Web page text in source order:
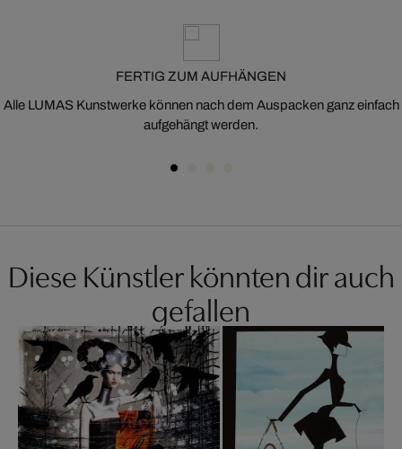
FERTIG ZUM AUFHÄNGEN
Alle LUMAS Kunstwerke können nach dem Auspacken ganz einfach
aufgehängt werden.
Diese Künstler könnten dir auch
gefallen